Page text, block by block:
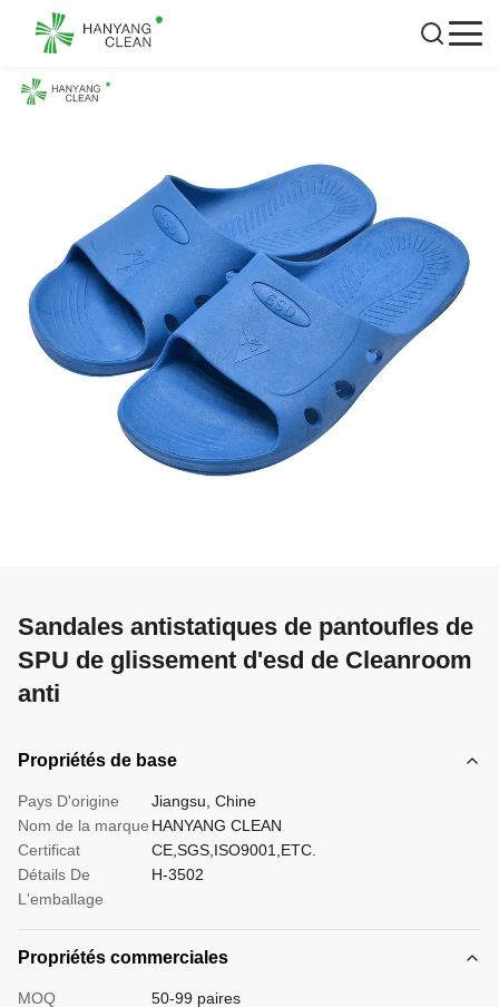
Sandales antistatiques de pantoufles de
SPU de glissement d'esd de Cleanroom
anti
Propriétés de base
Pays D'origine
Jiangsu, Chine
Nom de la marque HANYANG CLEAN
Certificat
CE,SGS,ISO9001,ETC.
Détails De
L'emballage
H-3502
Propriétés commerciales
MOQ
50-99 paires